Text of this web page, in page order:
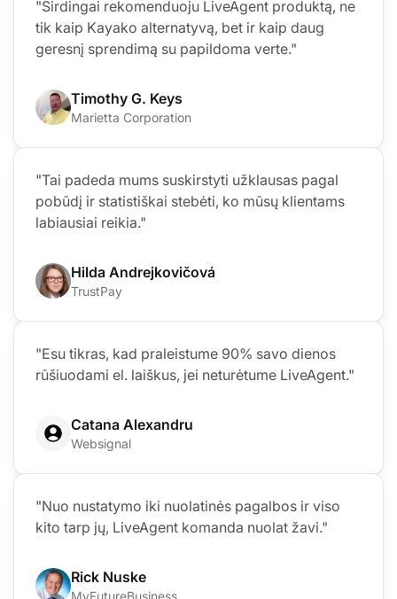
"Širdingai rekomenduoju LiveAgent produktą, ne
tik kaip Kayako alternatyvą, bet ir kaip daug
geresnį sprendimą su papildoma verte."
Timothy G. Keys
Marietta Corporation
"Tai padeda mums suskirstyti užklausas pagal
pobūdį ir statistiškai stebėti, ko mūsų klientams
labiausiai reikia."
Hilda Andrejkovičová
TrustPay
"Esu tikras, kad praleistume 90% savo dienos
rūšiuodami el. laiškus, jei neturėtume LiveAgent."
Catana Alexandru
Websignal
"Nuo nustatymo iki nuolatinės pagalbos ir viso
kito tarp jų, LiveAgent komanda nuolat žavi."
Rick Nuske
MyFutureBusiness